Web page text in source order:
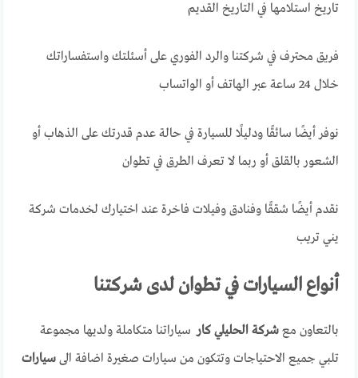
تاريخ استلامها في التاريخ القديم
فريق محترف في شركتنا والرد الفوري على أسئلتك واستفساراتك
خلال 24 ساعة عبر الهاتف أو الواتساب
نوفر أيضًا سائقًا ودليلًا للسيارة في حالة عدم قدرتك على الذهاب أو
الشعور بالقلق أو ربما لا تعرف الطرق في تطوان
نقدم أيضًا شققًا وفنادق وفيلات فاخرة عند اختيارك لخدمات شركة
يني تريب
أنواع السيارات في تطوان لدى شركتنا
بالتعاون معشركة الحليلي كار سياراتنا متكاملة ولديها مجموعة
تلبي جميع الاحتياجات وتتكون من سيارات صغيرة اضافة الىسيارات